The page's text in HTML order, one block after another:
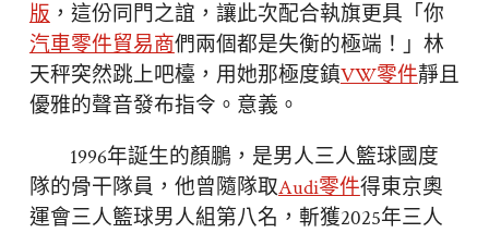
版，這份同門之誼，讓此次配合執旗更具「你
汽車零件貿易商們兩個都是失衡的極端！」林
天秤突然跳上吧檯，用她那極度鎮VW零件靜且
優雅的聲音發布指令。意義。
1996年誕生的顏鵬，是男人三人籃球國度
隊的骨干隊員，他曾隨隊取Audi零件得東京奧
運會三人籃球男人組第八名，斬獲2025年三人